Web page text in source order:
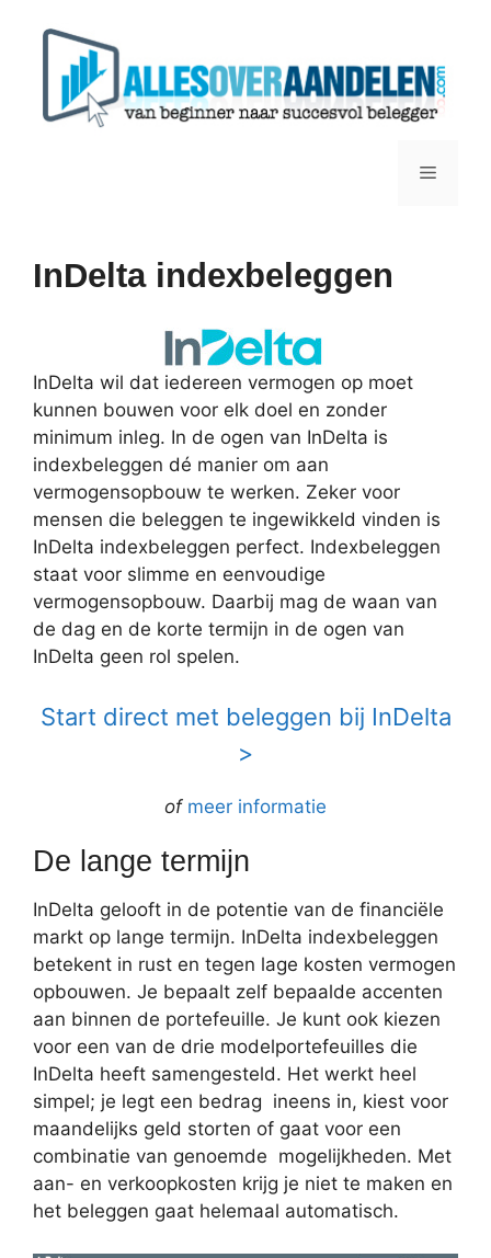
Menu
InDelta indexbeleggen
InDelta wil dat iedereen vermogen op moet
kunnen bouwen voor elk doel en zonder
minimum inleg. In de ogen van InDelta is
indexbeleggen dé manier om aan
vermogensopbouw te werken. Zeker voor
mensen die beleggen te ingewikkeld vinden is
InDelta indexbeleggen perfect. Indexbeleggen
staat voor slimme en eenvoudige
vermogensopbouw. Daarbij mag de waan van
de dag en de korte termijn in de ogen van
InDelta geen rol spelen.
Start direct met beleggen bij InDelta
>
of meer informatie
De lange termijn
InDelta gelooft in de potentie van de financiële
markt op lange termijn. InDelta indexbeleggen
betekent in rust en tegen lage kosten vermogen
opbouwen. Je bepaalt zelf bepaalde accenten
aan binnen de portefeuille. Je kunt ook kiezen
voor een van de drie modelportefeuilles die
InDelta heeft samengesteld. Het werkt heel
simpel; je legt een bedrag ineens in, kiest voor
maandelijks geld storten of gaat voor een
combinatie van genoemde mogelijkheden. Met
aan- en verkoopkosten krijg je niet te maken en
het beleggen gaat helemaal automatisch.